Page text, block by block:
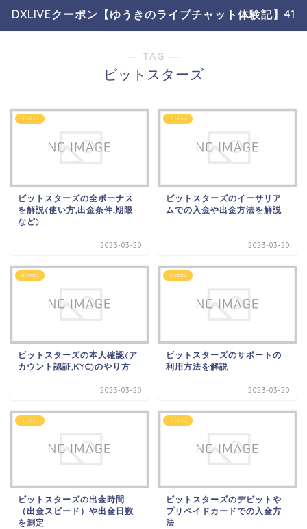
DXLIVEクーポン【ゆうきのライブチャット体験記】41
― TAG ―
ビットスターズ
bitstarz
ビットスターズの全ボーナス
を解説(使い方,出金条件,期限
など)
2023-03-20
bitstarz
ビットスターズのイーサリア
ムでの入金や出金方法を解説
2023-03-20
bitstarz
ビットスターズの本人確認(ア
カウント認証,KYC)のやり方
2023-03-20
bitstarz
ビットスターズのサポートの
利用方法を解説
2023-03-20
bitstarz
ビットスターズの出金時間
（出金スピード）や出金日数
を測定
bitstarz
ビットスターズのデビットや
プリペイドカードでの入金方
法